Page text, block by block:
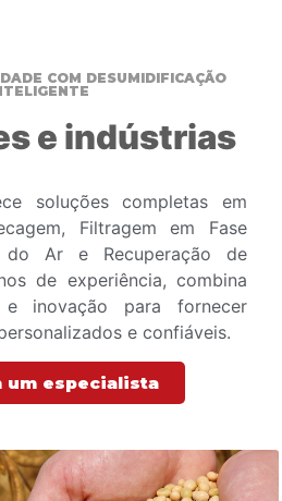
COM DESUMIDIFICAÇÃO
e indústrias
soluções completas em
Filtragem em Fase
do Ar e Recuperação de
de experiência, combina
e inovação para fornecer
e confiáveis.
um especialista